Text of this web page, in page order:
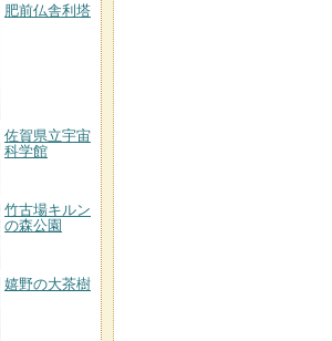
肥前仏舎利塔
佐賀県立宇宙
科学館
竹古場キルン
の森公園
嬉野の大茶樹